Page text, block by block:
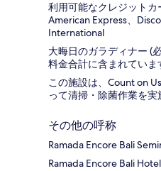
利用可能なクレジットカ
American Express、
International
大晦日のガラディナー (
料金合計に含まれていま
この施設は、Count on
って清掃・除菌作業を実
その他の呼称
Ramada Encore Bali
Ramada Encore Bali Hotel